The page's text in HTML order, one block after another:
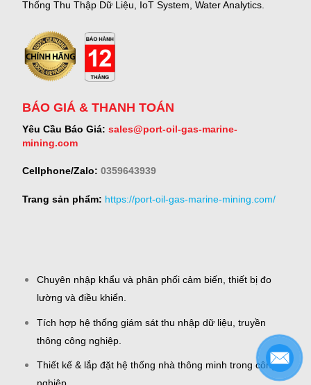
Thống Thu Thập Dữ Liệu, IoT System, Water Analytics.
BÁO GIÁ & THANH TOÁN
Yêu Cầu Báo Giá: sales@port-oil-gas-marine-
mining.com
Cellphone/Zalo: 0359643939
Trang sản phẩm: https://port-oil-gas-marine-mining.com/
Chuyên nhập khẩu và phân phối cảm biến, thiết bị đo
lường và điều khiển.
Tích hợp hệ thống giám sát thu nhập dữ liệu, truyền
thông công nghiệp.
Thiết kế & lắp đặt hệ thống nhà thông minh trong công